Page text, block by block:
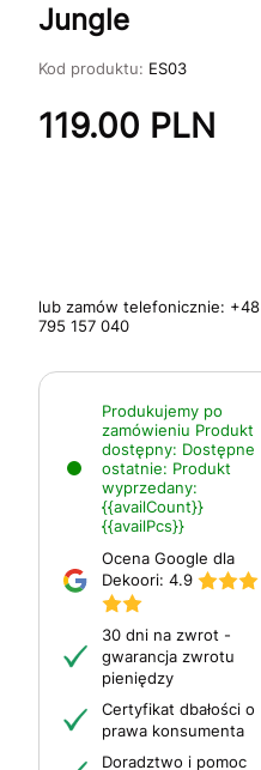
Jungle
Kod produktu: ES03
119.00 PLN
lub zamów telefonicznie: +48
795 157 040
Produkujemy po
zamówieniu Produkt
dostępny: Dostępne
ostatnie: Produkt
wyprzedany:
{{availCount}}
{{availPcs}}
Ocena Google dla
Dekoori: 4.9
30 dni na zwrot -
gwarancja zwrotu
pieniędzy
Certyfikat dbałości o
prawa konsumenta
Doradztwo i pomoc